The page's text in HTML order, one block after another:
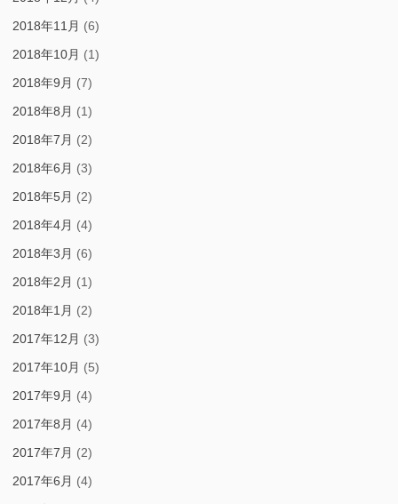
2018年11月 (6)
2018年10月 (1)
2018年9月 (7)
2018年8月 (1)
2018年7月 (2)
2018年6月 (3)
2018年5月 (2)
2018年4月 (4)
2018年3月 (6)
2018年2月 (1)
2018年1月 (2)
2017年12月 (3)
2017年10月 (5)
2017年9月 (4)
2017年8月 (4)
2017年7月 (2)
2017年6月 (4)